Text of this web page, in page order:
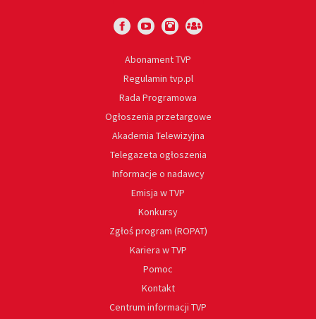
Abonament TVP
Regulamin tvp.pl
Rada Programowa
Ogłoszenia przetargowe
Akademia Telewizyjna
Telegazeta ogłoszenia
Informacje o nadawcy
Emisja w TVP
Konkursy
Zgłoś program (ROPAT)
Kariera w TVP
Pomoc
Kontakt
Centrum informacji TVP